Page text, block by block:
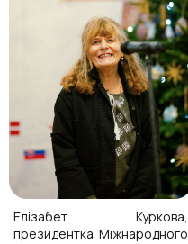
Елізабет Куркова,
президентка Міжнародного